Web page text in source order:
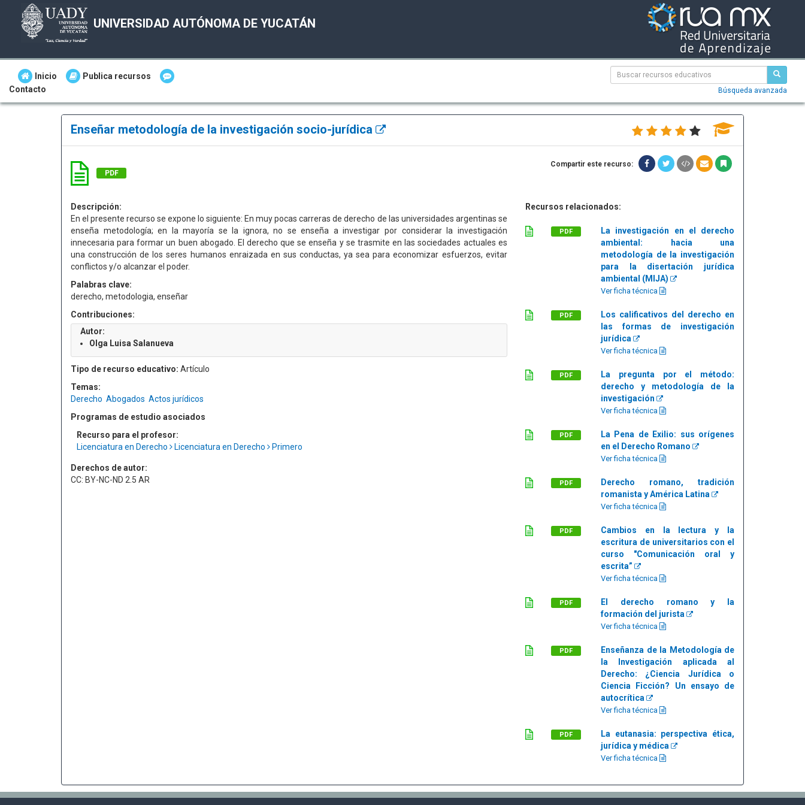
UNIVERSIDAD AUTÓNOMA DE YUCATÁN
Inicio
Publica recursos
Contacto
Búsqueda avanzada
Enseñar metodología de la investigación socio-jurídica
PDF
Compartir este recurso:
Descripción:
En el presente recurso se expone lo siguiente: En muy pocas carreras de derecho de las universidades argentinas se
enseña metodología; en la mayoría se la ignora, no se enseña a investigar por considerar la investigación
innecesaria para formar un buen abogado. El derecho que se enseña y se trasmite en las sociedades actuales es
una construcción de los seres humanos enraizada en sus conductas, ya sea para economizar esfuerzos, evitar
conflictos y/o alcanzar el poder.
Palabras clave:
derecho, metodologia, enseñar
Contribuciones:
Autor:
Olga Luisa Salanueva
Tipo de recurso educativo: Artículo
Temas:
Derecho Abogados Actos jurídicos
Programas de estudio asociados
Recurso para el profesor:
Licenciatura en Derecho
Licenciatura en Derecho Primero
Derechos de autor:
CC: BY-NC-ND 2.5 AR
Recursos relacionados:
PDF
La investigación en el derecho
ambiental: hacia una
metodología de la investigación
para la disertación jurídica
ambiental (MIJA)
Ver ficha técnica
PDF
Los calificativos del derecho en
las formas de investigación
jurídica
Ver ficha técnica
PDF
La pregunta por el método:
derecho y metodología de la
investigación
Ver ficha técnica
PDF
La Pena de Exilio: sus orígenes
en el Derecho Romano
Ver ficha técnica
PDF
Derecho romano, tradición
romanista y América Latina
Ver ficha técnica
PDF
Cambios en la lectura y la
escritura de universitarios con el
curso "Comunicación oral y
escrita”
Ver ficha técnica
PDF
El derecho romano y la
formación del jurista
Ver ficha técnica
PDF
Enseñanza de la Metodología de
la Investigación aplicada al
Derecho: ¿Ciencia Jurídica o
Ciencia Ficción? Un ensayo de
autocrítica
Ver ficha técnica
PDF
La eutanasia: perspectiva ética,
jurídica y médica
Ver ficha técnica